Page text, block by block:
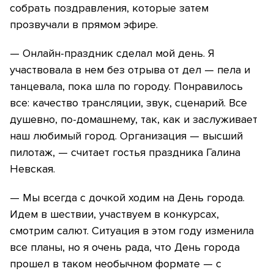
собрать поздравления, которые затем
прозвучали в прямом эфире.
— Онлайн-праздник сделал мой день. Я
участвовала в нем без отрыва от дел — пела и
танцевала, пока шла по городу. Понравилось
все: качество трансляции, звук, сценарий. Все
душевно, по-домашнему, так, как и заслуживает
наш любимый город. Организация — высший
пилотаж, — считает гостья праздника Галина
Невская.
— Мы всегда с дочкой ходим на День города.
Идем в шествии, участвуем в конкурсах,
смотрим салют. Ситуация в этом году изменила
все планы, но я очень рада, что День города
прошел в таком необычном формате — с